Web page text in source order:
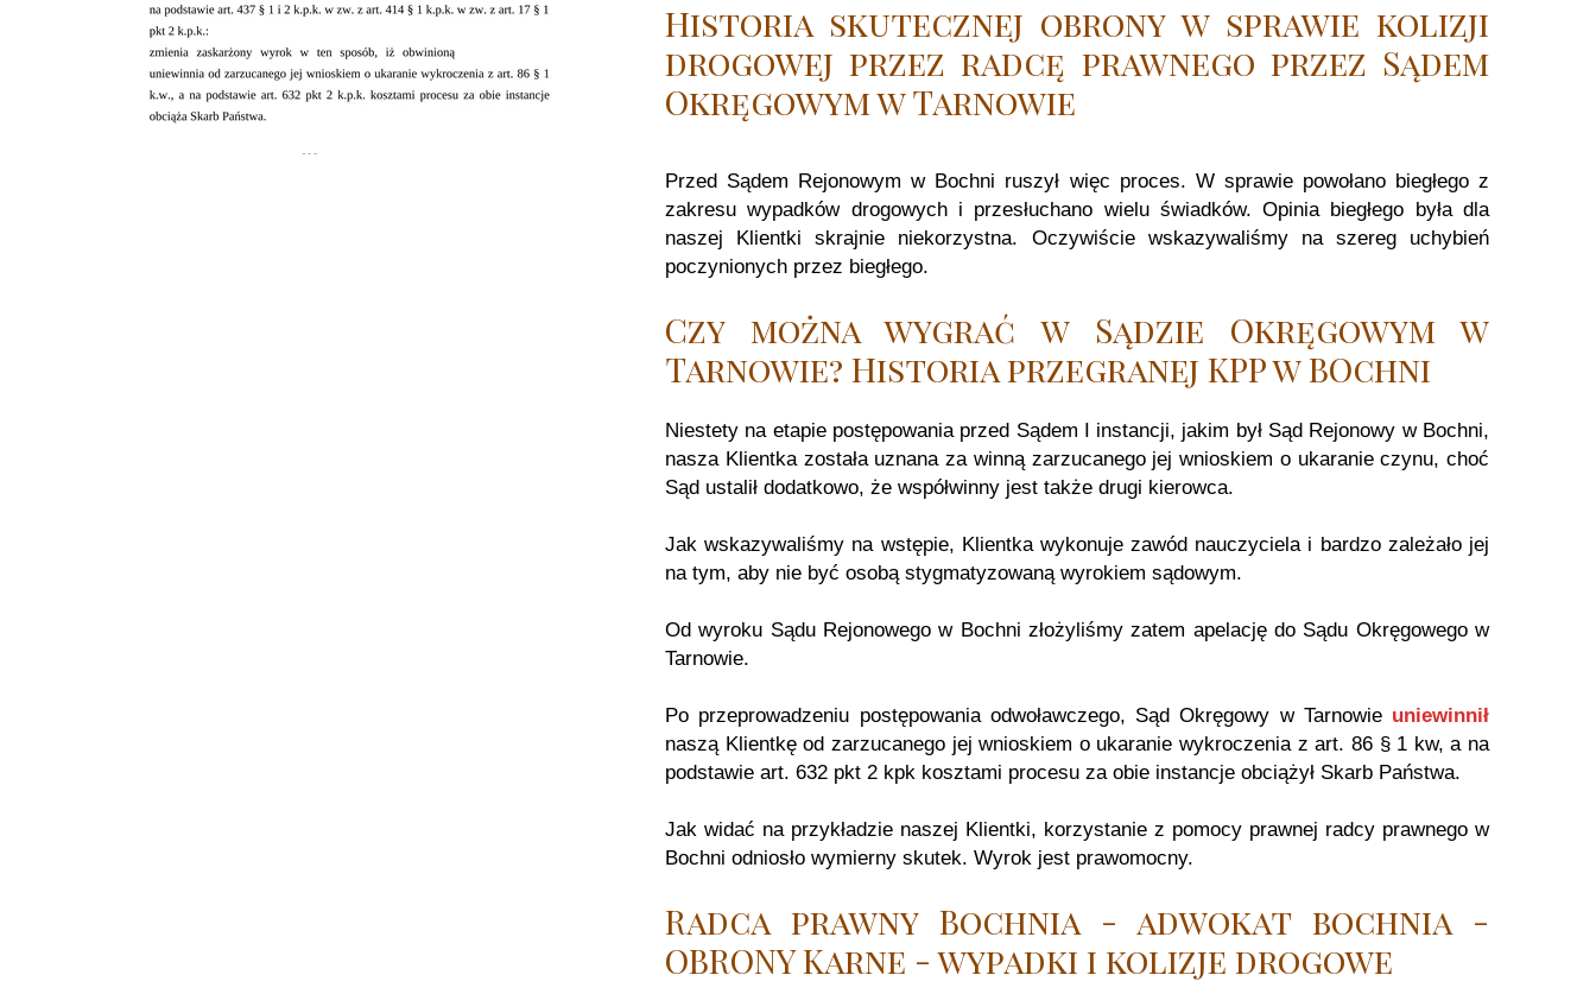
Historia skutecznej obrony w sprawie kolizji
drogowej przez radcę prawnego przez Sądem
Okręgowym w Tarnowie
Przed Sądem Rejonowym w Bochni ruszył więc proces. W sprawie powołano biegłego z
zakresu wypadków drogowych i przesłuchano wielu świadków. Opinia biegłego była dla
naszej Klientki skrajnie niekorzystna. Oczywiście wskazywaliśmy na szereg uchybień
poczynionych przez biegłego.
Czy można wygrać w Sądzie Okręgowym w
Tarnowie? Historia przegranej KPP w BOchni
Niestety na etapie postępowania przed Sądem I instancji, jakim był Sąd Rejonowy w Bochni,
nasza Klientka została uznana za winną zarzucanego jej wnioskiem o ukaranie czynu, choć
Sąd ustalił dodatkowo, że współwinny jest także drugi kierowca.
Jak wskazywaliśmy na wstępie, Klientka wykonuje zawód nauczyciela i bardzo zależało jej
na tym, aby nie być osobą stygmatyzowaną wyrokiem sądowym.
Od wyroku Sądu Rejonowego w Bochni złożyliśmy zatem apelację do Sądu Okręgowego w
Tarnowie.
Po przeprowadzeniu postępowania odwoławczego, Sąd Okręgowy w Tarnowie uniewinnił
naszą Klientkę od zarzucanego jej wnioskiem o ukaranie wykroczenia z art. 86 § 1 kw, a na
podstawie art. 632 pkt 2 kpk kosztami procesu za obie instancje obciążył Skarb Państwa.
Jak widać na przykładzie naszej Klientki, korzystanie z pomocy prawnej radcy prawnego w
Bochni odniosło wymierny skutek. Wyrok jest prawomocny.
Radca prawny Bochnia - adwokat bochnia -
OBRONY Karne - wypadki i kolizje drogowe